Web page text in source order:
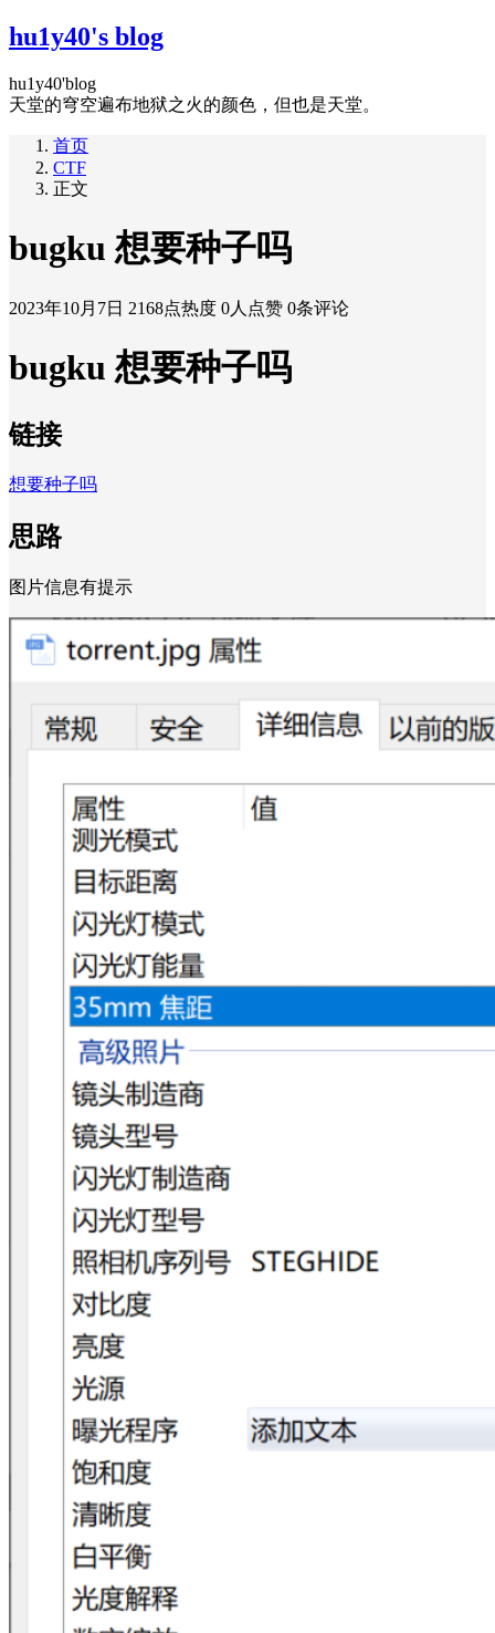
hu1y40's blog
hu1y40'blog
天堂的穹空遍布地狱之火的颜色，但也是天堂。
首页
CTF
正文
bugku 想要种子吗
2023年10月7日 2168点热度 0人点赞 0条评论
bugku 想要种子吗
链接
想要种子吗
思路
图片信息有提示